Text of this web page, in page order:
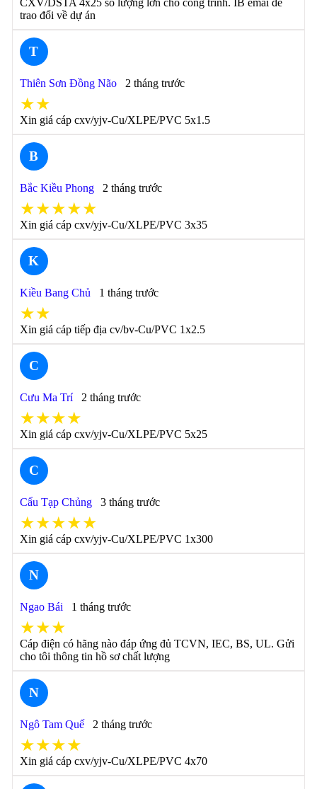
CXV/DSTA 4x25 số lượng lớn cho công trình. IB emai để
trao đổi về dự án
T
Thiên Sơn Đồng Não 2 tháng trước
★★
Xin giá cáp cxv/yjv-Cu/XLPE/PVC 5x1.5
B
Bắc Kiều Phong 2 tháng trước
★★★★★
Xin giá cáp cxv/yjv-Cu/XLPE/PVC 3x35
K
Kiều Bang Chủ 1 tháng trước
★★
Xin giá cáp tiếp địa cv/bv-Cu/PVC 1x2.5
C
Cưu Ma Trí 2 tháng trước
★★★★
Xin giá cáp cxv/yjv-Cu/XLPE/PVC 5x25
C
Cẩu Tạp Chủng 3 tháng trước
★★★★★
Xin giá cáp cxv/yjv-Cu/XLPE/PVC 1x300
N
Ngao Bái 1 tháng trước
★★★
Cáp điện có hãng nào đáp ứng đủ TCVN, IEC, BS, UL. Gửi
cho tôi thông tin hồ sơ chất lượng
N
Ngô Tam Quế 2 tháng trước
★★★★
Xin giá cáp cxv/yjv-Cu/XLPE/PVC 4x70